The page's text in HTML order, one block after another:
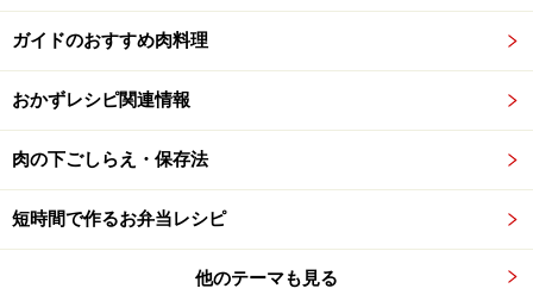
ガイドのおすすめ肉料理
おかずレシピ関連情報
肉の下ごしらえ・保存法
短時間で作るお弁当レシピ
他のテーマも見る